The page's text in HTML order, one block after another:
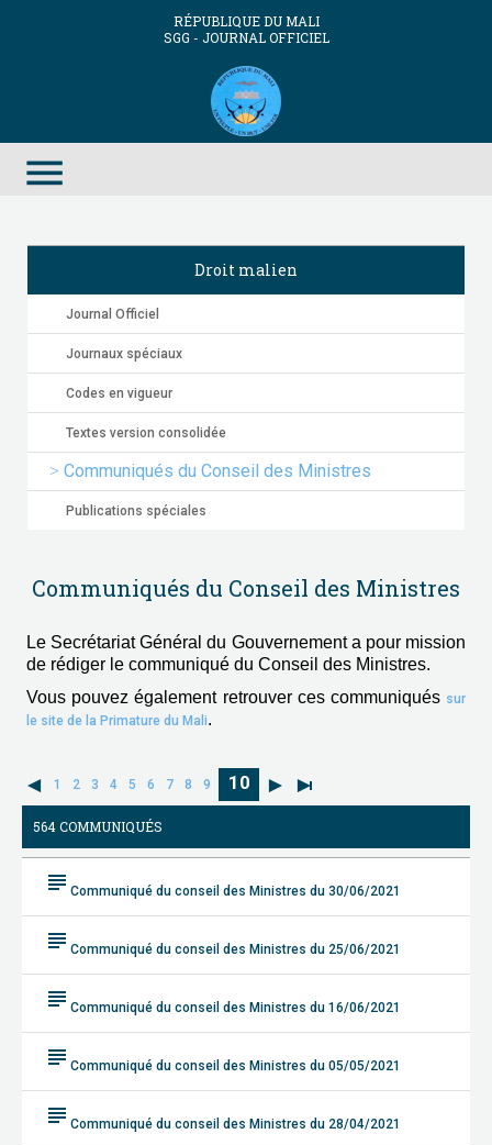
RÉPUBLIQUE DU MALI
SGG - JOURNAL OFFICIEL
menu
Droit malien
Journal Officiel
Journaux spéciaux
Codes en vigueur
Textes version consolidée
Communiqués du Conseil des Ministres
Publications spéciales
Communiqués du Conseil des Ministres
Le Secrétariat Général du Gouvernement a pour mission
de rédiger le communiqué du Conseil des Ministres.
Vous pouvez également retrouver ces communiqués sur
le site de la Primature du Mali.
1 2 3 4 5 6 7 8 9 10
564 COMMUNIQUÉS
subject Communiqué du conseil des Ministres du 30/06/2021
subject Communiqué du conseil des Ministres du 25/06/2021
subject Communiqué du conseil des Ministres du 16/06/2021
subject Communiqué du conseil des Ministres du 05/05/2021
subject Communiqué du conseil des Ministres du 28/04/2021